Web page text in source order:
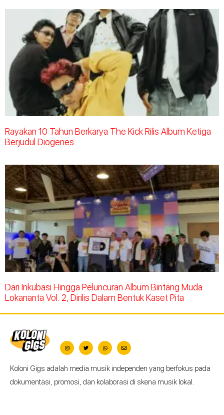
Rayakan 10 Tahun Berkarya The Kick Rilis Album Ketiga
Berjudul Diogenes
Dari Inkubasi Hingga Peluncuran Album Bintang Muda
Lokananta Vol. 2, Dirilis Dalam Bentuk Kaset Pita
Koloni Gigs adalah media musik independen yang berfokus pada
dokumentasi, promosi, dan kolaborasi di skena musik lokal.